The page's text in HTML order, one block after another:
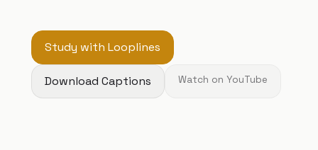
Study with Looplines
Download Captions Watch on YouTube